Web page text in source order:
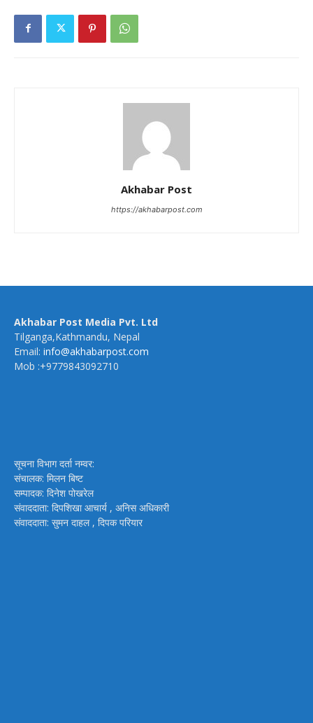
Akhabar Post
https://akhabarpost.com
Akhabar Post Media Pvt. Ltd
Tilganga,Kathmandu, Nepal
Email: info@akhabarpost.com
Mob :+9779843092710
सूचना विभाग दर्ता नम्वर:
संचालक: मिलन बिष्ट
सम्पादक: दिनेश पोखरेल
संवाददाता: दिपशिखा आचार्य , अनिस अधिकारी
संवाददाता: सुमन दाहल , दिपक परियार